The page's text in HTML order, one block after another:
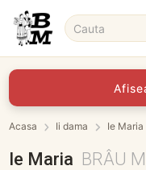
Acasa Ii dama Ie Maria
Ie Maria BRÂU